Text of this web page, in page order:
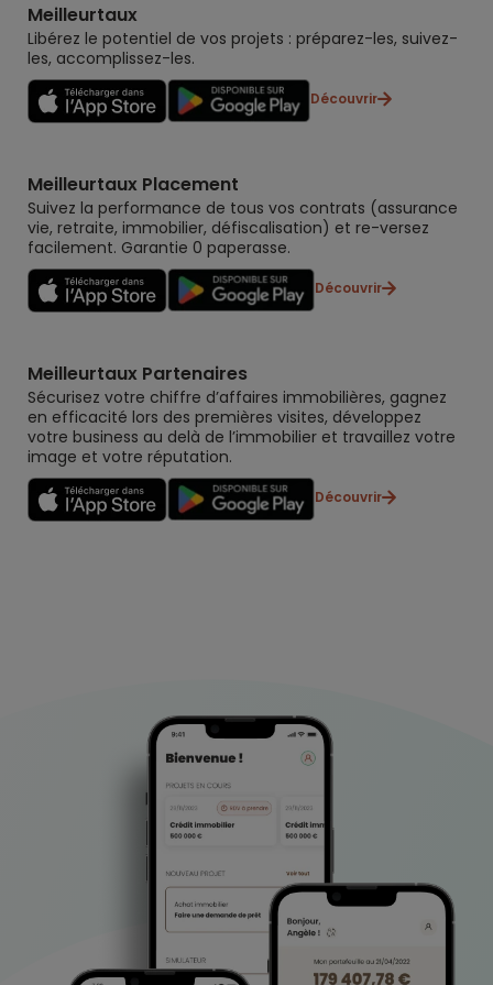
Meilleurtaux
Libérez le potentiel de vos projets : préparez-les, suivez-
les, accomplissez-les.
Découvrir
Meilleurtaux Placement
Suivez la performance de tous vos contrats (assurance
vie, retraite, immobilier, défiscalisation) et re-versez
facilement. Garantie 0 paperasse.
Découvrir
Meilleurtaux Partenaires
Sécurisez votre chiffre d’affaires immobilières, gagnez
en efficacité lors des premières visites, développez
votre business au delà de l’immobilier et travaillez votre
image et votre réputation.
Découvrir